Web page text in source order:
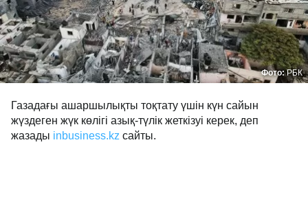
Фото:РБК
Газадағы ашаршылықты тоқтату үшін күн сайын
жүздеген жүк көлігі азық-түлік жеткізуі керек, деп
жазады inbusiness.kz сайты.